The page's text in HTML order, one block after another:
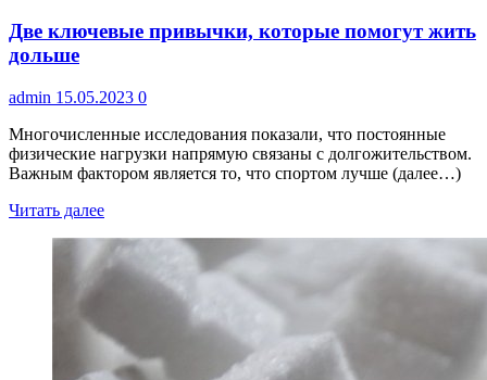
Две ключевые привычки, которые помогут жить
дольше
admin 15.05.2023 0
Многочисленные исследования показали, что постоянные
физические нагрузки напрямую связаны с долгожительством.
Важным фактором является то, что спортом лучше (далее…)
Читать далее